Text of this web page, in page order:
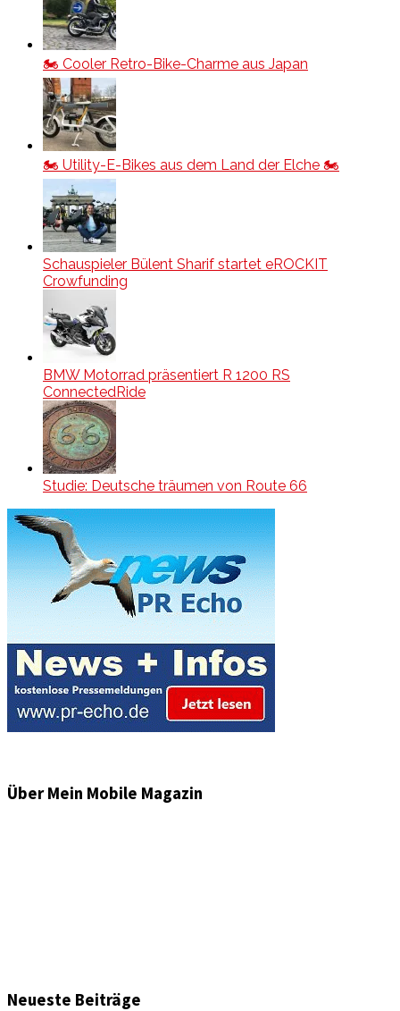
🏍️ Cooler Retro-Bike-Charme aus Japan
🏍️ Utility-E-Bikes aus dem Land der Elche 🏍️
Schauspieler Bülent Sharif startet eROCKIT
Crowfunding
BMW Motorrad präsentiert R 1200 RS
ConnectedRide
Studie: Deutsche träumen von Route 66
Über Mein Mobile Magazin
Neueste Beiträge